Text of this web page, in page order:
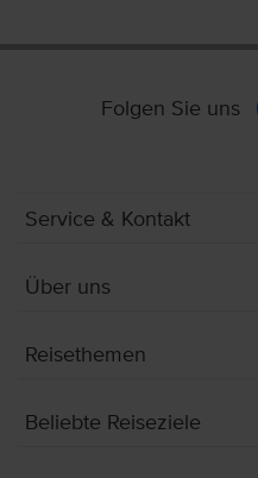
Folgen Sie uns
Service & Kontakt
Über uns
Reisethemen
Beliebte Reiseziele